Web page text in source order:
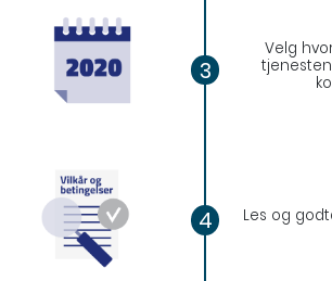
3
Velg
tjenesten
4 Les og